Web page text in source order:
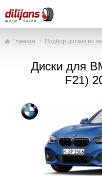
Главная Подбор дисков по
Диски для
F21)